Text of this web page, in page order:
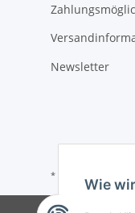
Newsletter
* Alle Preise inkl.
Wie